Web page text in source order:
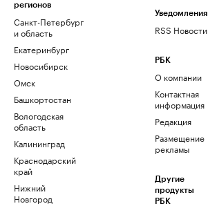
регионов
Санкт-Петербург
и область
Екатеринбург
Новосибирск
Омск
Башкортостан
Вологодская
область
Калининград
Краснодарский
край
Нижний
Новгород
Уведомления
RSS Новости
РБК
О компании
Контактная
информация
Редакция
Размещение
рекламы
Другие
продукты
РБК